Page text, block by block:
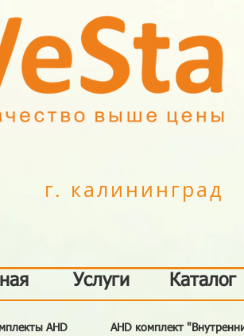
г. калининград
AHD AHD комплект
Каталог
Услуги